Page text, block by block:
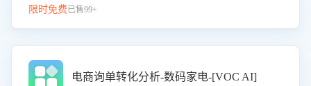
限时免费已售99+
电商询单转化分析-数码家电-[VOC AI]